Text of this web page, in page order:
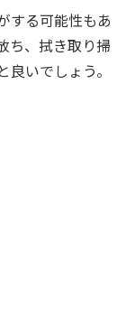
する可能性もあ
ち、拭き取り掃
いでしょう。